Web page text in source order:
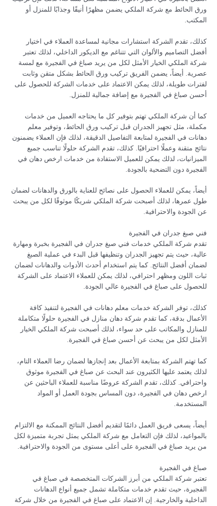
ورق الحائط مع شركة الملكي يضمن مظهرًا أنيقًا وجذابًا للمنزل أو
المكتب.
كذلك، تقدم الشركة استشارات مجانية لمساعدة العملاء في اختيار
أفضل التصاميم والألوان التي تتناغم مع الديكور الداخلي، لذلك تعتبر
شركة الملكي الخيار الأمثل لكل من يريد صباغ في الفجيرة مع لمسة
عصرية. أيضاً، يضمن الفريق تركيب ورق الحائط بشكل متقن وثابت
لفترات طويلة، لذلك يمكن الاعتماد على خدمات الشركة للحصول على
أحسن صباغ في الفجيرة مع إضافة جمالية للمنزل.
كما أن شركة الملكي تهتم بتوفير كل ما يحتاجه العميل من خدمات
مكملة، مثل تجهيز الجدران قبل تركيب ورق الحائط، وتوفير معلم
دهانات في الفجيرة لمتابعة التفاصيل الدقيقة، لذلك فإن العملاء يضمنون
نتائج متقنة وعملًا احترافيًا. كذلك، تقدم الشركة حلولًا تناسب جميع
الميزانيات، لذلك يمكن للعميل الاستفادة من خدمات ارخص دهان في
الفجيرة دون التضحية بالجودة.
أيضاً، يمكن للعملاء الحصول على نصائح للعناية بالورق والدهانات لضمان
طول عمرها، لذلك أصبحت شركة الملكي شريكًا موثوقًا لكل من يبحث
عن الجودة والاحترافية.
فني صبغ جدران في الفجيرة
تقدم شركة الملكي خدمات فني صبغ جدران في الفجيرة بخبرة ومهارة
عالية، حيث يتم تجهيز الجدران وتنظيفها قبل البدء في عملية الصبغ
لضمان أفضل النتائج. كما يتم استخدام أحدث الأدوات والدهانات لضمان
ثبات اللون ومظهر احترافي، لذلك يمكن للعملاء الاعتماد على الشركة
للحصول على صباغ في الفجيرة عالي الجودة.
كذلك، توفر الشركة خدمات معلم دهانات في الفجيرة لتنفيذ كافة
الأعمال بدقة، كما تقدم شركة دهان منازل في الفجيرة حلولًا متكاملة
للمنازل والمكاتب على حد سواء، لذلك أصبحت شركة الملكي الخيار
الأمثل لكل من يبحث عن أحسن صباغ في الفجيرة.
كما تهتم الشركة بمتابعة الأعمال بعد إنجازها لضمان رضا العملاء التام،
لذلك يعتمد عليها الكثيرون عند البحث عن صباغ في الفجيرة موثوق
واحترافي. كذلك، تقدم الشركة عروضًا مناسبة للعملاء الباحثين عن
ارخص دهان في الفجيرة، دون المساس بجودة العمل أو المواد
المستخدمة.
أيضاً، يسعى فريق العمل دائمًا لتقديم أفضل النتائج الممكنة مع الالتزام
بالمواعيد، لذلك فإن التعامل مع شركة الملكي يمثل تجربة متميزة لكل
من يريد صباغ في الفجيرة على أعلى مستوى من الجودة والاحترافية.
صباغ في الفجيرة
تعتبر شركة الملكي من أبرز الشركات المتخصصة في صباغ في
الفجيرة، حيث تقدم خدمات متكاملة تشمل جميع أنواع الدهانات
الداخلية والخارجية. إن الاعتماد على صباغ في الفجيرة من خلال شركة